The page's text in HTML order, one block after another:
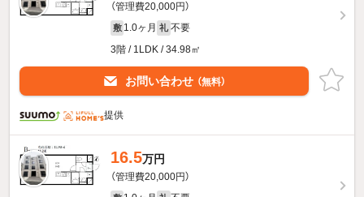
（管理費20,000円）
敷 1.0ヶ月 礼 不要
3階 / 1LDK / 34.98㎡
お問い合わせ （無料）
提供
16.5万円
（管理費20,000円）